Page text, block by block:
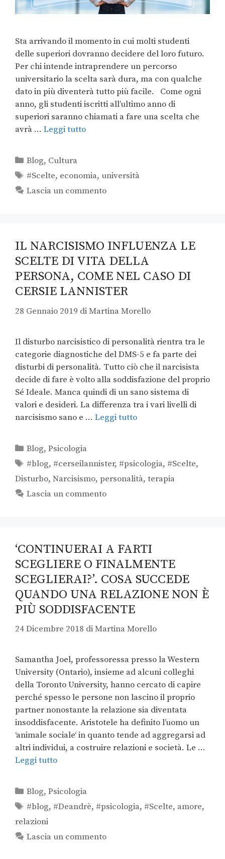
Sta arrivando il momento in cui molti studenti
delle superiori dovranno decidere del loro futuro.
Per chi intende intraprendere un percorso
universitario la scelta sarà dura, ma con qualche
dato in più diventerà tutto più facile. Come ogni
anno, gli studenti iscritti all’ultimo anno di
superiori saranno chiamati a fare una scelta che
avrà … Leggi tutto
Blog, Cultura
#Scelte, economia, università
Lascia un commento
IL NARCISISMO INFLUENZA LE
SCELTE DI VITA DELLA
PERSONA, COME NEL CASO DI
CERSIE LANNISTER
28 Gennaio 2019 diMartina Morello
Il disturbo narcisistico di personalità rientra tra le
categorie diagnostiche del DMS-5 e fa parte dei
disturbi di personalità. Tutto ciò che il narcisista
decide di fare è volto alla soddisfazione del proprio
Sé Ideale. Manca quindi di un sano sistema di
valori e desideri. La differenza tra i vari livelli di
narcisismo sano e … Leggi tutto
Blog,Psicologia
#blog, #cerseilannister, #psicologia, #Scelte,
Disturbo, Narcisismo, personalità, terapia
Lascia un commento
‘CONTINUERAI A FARTI
SCEGLIERE O FINALMENTE
SCEGLIERAI?’. COSA SUCCEDE
QUANDO UNA RELAZIONE NON È
PIÙ SODDISFACENTE
24 Dicembre 2018 diMartina Morello
Samantha Joel, professoressa presso la Western
University (Ontario), insieme ad alcuni colleghi
della Toronto University, hanno cercato di capire
perché spesso le persone non lascino il proprio
partner nonostante la relazione sia diventata
insoddisfacente. Aristotele ha definito l’uomo un
‘animale sociale‘ in quanto tende ad aggregarsi ad
altri individui, a costruire relazioni e società. Le …
Leggi tutto
Blog,Psicologia
#blog, #Deandrè, #psicologia, #Scelte, amore,
relazioni
Lascia un commento